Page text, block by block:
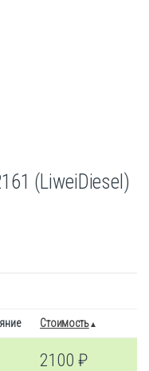
(LiweiDiesel)
Стоимость
2100₽